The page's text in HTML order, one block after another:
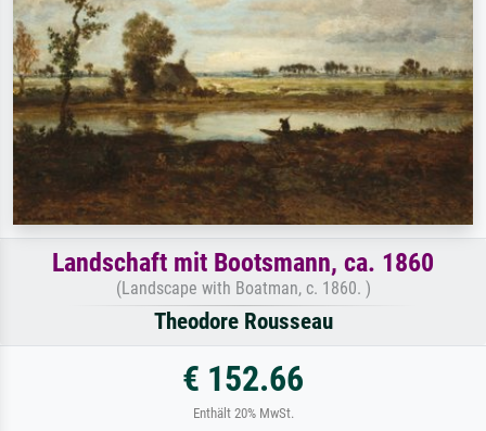
Landschaft mit Bootsmann, ca. 1860
(Landscape with Boatman, c. 1860. )
Theodore Rousseau
€ 152.66
Enthält 20% MwSt.